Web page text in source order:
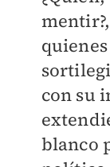
con su
blanco